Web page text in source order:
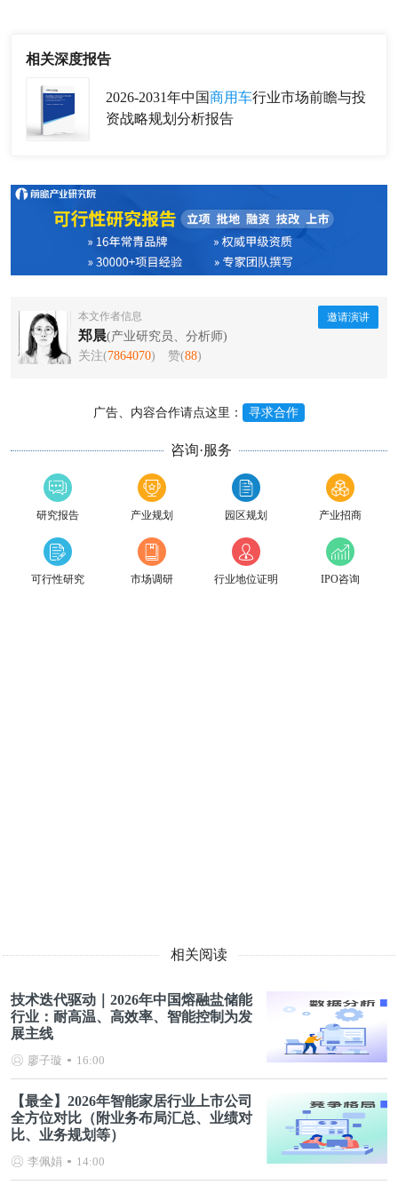
相关深度报告
2026-2031年中国商用车行业市场前瞻与投
资战略规划分析报告
本文作者信息
郑晨(产业研究员、分析师)
关注(7864070) 赞(88)
邀请演讲
广告、内容合作请点这里： 寻求合作
咨询·服务
研究报告 产业规划 园区规划 产业招商
可行性研究 市场调研 行业地位证明 IPO咨询
相关阅读
技术迭代驱动｜2026年中国熔融盐储能
行业：耐高温、高效率、智能控制为发
展主线
廖子璇 16:00
【最全】2026年智能家居行业上市公司
全方位对比（附业务布局汇总、业绩对
比、业务规划等）
李佩娟 14:00